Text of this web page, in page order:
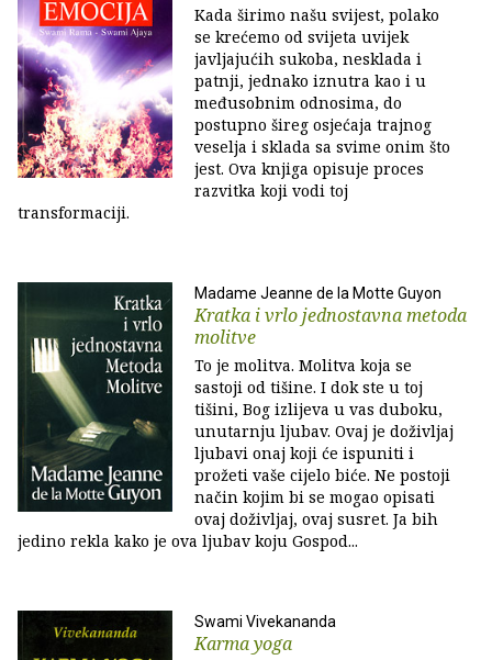
Kada širimo našu svijest, polako
se krećemo od svijeta uvijek
javljajućih sukoba, nesklada i
patnji, jednako iznutra kao i u
međusobnim odnosima, do
postupno šireg osjećaja trajnog
veselja i sklada sa svime onim što
jest. Ova knjiga opisuje proces
razvitka koji vodi toj
transformaciji.
Madame Jeanne de la Motte Guyon
Kratka i vrlo jednostavna metoda
molitve
To je molitva. Molitva koja se
sastoji od tišine. I dok ste u toj
tišini, Bog izlijeva u vas duboku,
unutarnju ljubav. Ovaj je doživljaj
ljubavi onaj koji će ispuniti i
prožeti vaše cijelo biće. Ne postoji
način kojim bi se mogao opisati
ovaj doživljaj, ovaj susret. Ja bih
jedino rekla kako je ova ljubav koju Gospod...
Swami Vivekananda
Karma yoga